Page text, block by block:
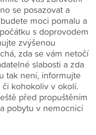
se posazovat a
moci pomalu a
s doprovodem
zvýšenou
zda se vám netočí
slabosti a zda
tak není, informujte
kohokoliv v okolí.
před propuštěním
pobytu v nemocnici